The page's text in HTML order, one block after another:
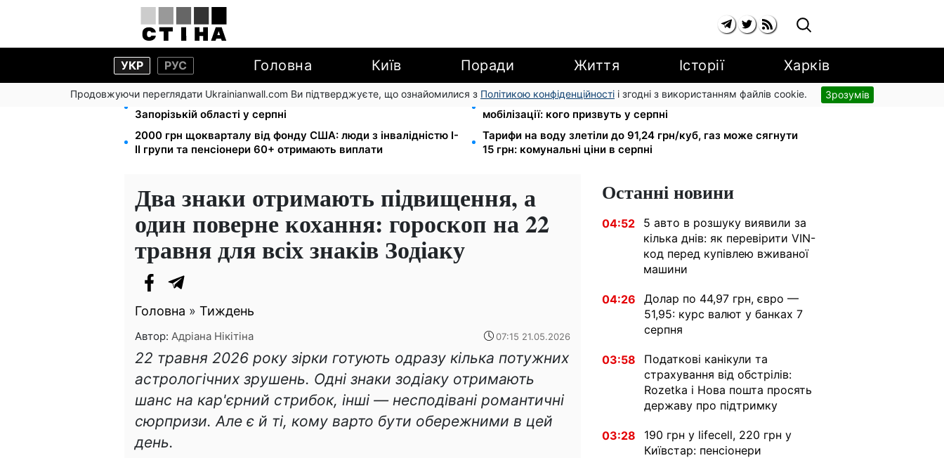
УКР РУС Головна Київ Поради Життя Історії Харків
Продовжуючи переглядати Ukrainianwall.com Ви підтверджуєте, що ознайомилися з Політикою конфіденційності і згодні з використанням файлів cookie. Зрозумів
1-2 набори гігієни на сім'ю: UNICEF роздає допомогу в
Запорізькій області у серпні
Студенти-заочники та вечірники втрачають відстрочку від
мобілізації: кого призвуть у серпні
2000 грн щокварталу від фонду США: люди з інвалідністю I-
II групи та пенсіонери 60+ отримають виплати
Тарифи на воду злетіли до 91,24 грн/куб, газ може сягнути
15 грн: комунальні ціни в серпні
Два знаки отримають підвищення, а
один поверне кохання: гороскоп на 22
травня для всіх знаків Зодіаку
Головна » Тиждень
Автор: Адріана Нікітіна 07:15 21.05.2026
22 травня 2026 року зірки готують одразу кілька потужних
астрологічних зрушень. Одні знаки зодіаку отримають
шанс на кар'єрний стрибок, інші — несподівані романтичні
сюрпризи. Але є й ті, кому варто бути обережними в цей
день.
Останні новини
04:52
5 авто в розшуку виявили за
кілька днів: як перевірити VIN-
код перед купівлею вживаної
машини
04:26
Долар по 44,97 грн, євро —
51,95: курс валют у банках 7
серпня
03:58
Податкові канікули та
страхування від обстрілів:
Rozetka і Нова пошта просять
державу про підтримку
03:28
190 грн у lifecell, 220 грн у
Київстар: пенсіонери